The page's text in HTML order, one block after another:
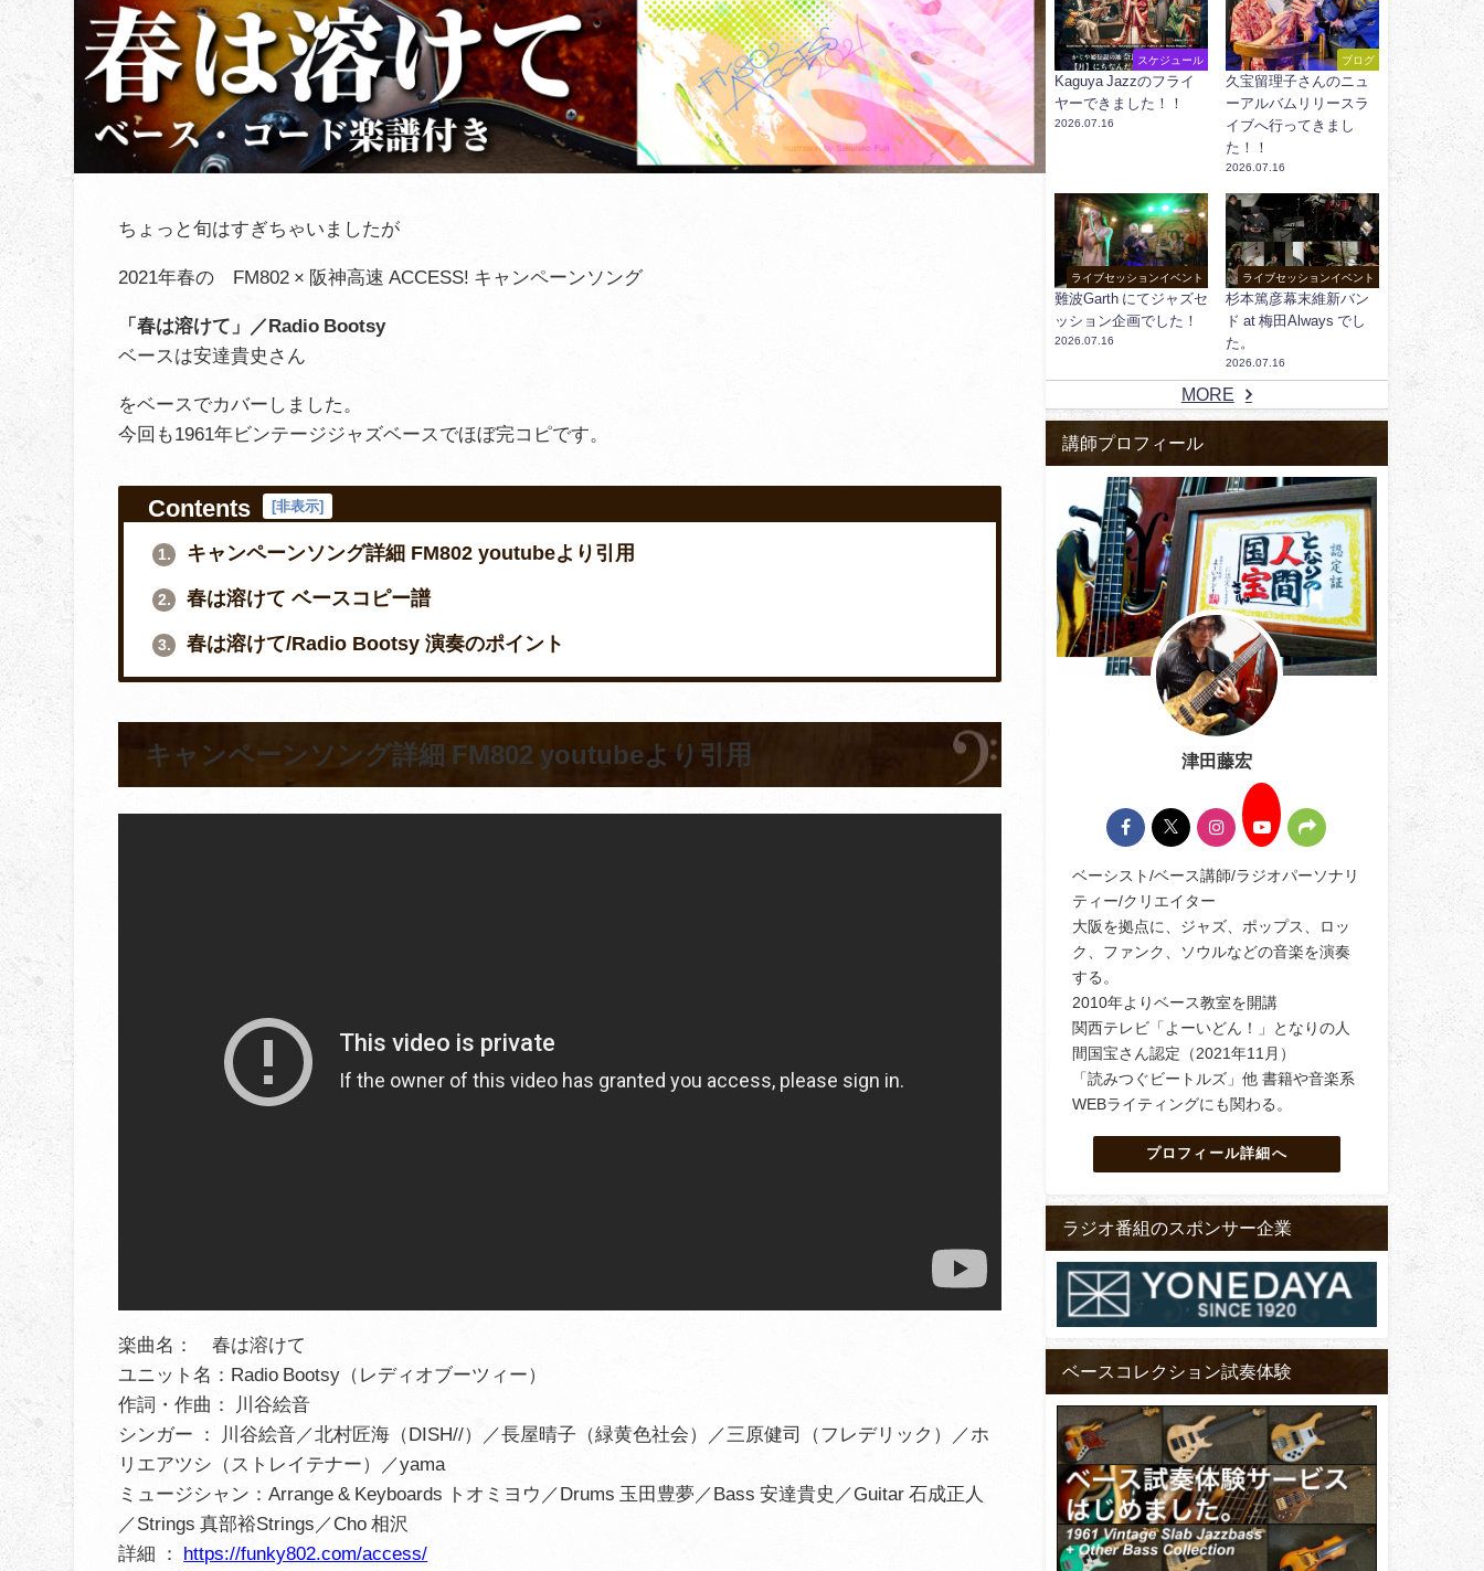
ちょっと旬はすぎちゃいましたが
2021年春の FM802 × 阪神高速 ACCESS! キャンペーンソング
「春は溶けて」／Radio Bootsy
ベースは安達貴史さん
をベースでカバーしました。
今回も1961年ビンテージジャズベースでほぼ完コピです。
Contents [非表示]
1. キャンペーンソング詳細 FM802 youtubeより引用
2. 春は溶けて ベースコピー譜
3. 春は溶けて/Radio Bootsy 演奏のポイント
キャンペーンソング詳細 FM802 youtubeより引用
楽曲名： 春は溶けて
ユニット名：Radio Bootsy（レディオブーツィー）
作詞・作曲： 川谷絵音
シンガー ： 川谷絵音／北村匠海（DISH//）／長屋晴子（緑黄色社会）／三原健司（フレデリック）／ホ
リエアツシ（ストレイテナー）／yama
ミュージシャン：Arrange & Keyboards トオミヨウ／Drums 玉田豊夢／Bass 安達貴史／Guitar 石成正人
／Strings 真部裕Strings／Cho 相沢
詳細 ： https://funky802.com/access/
スケジュール
Kaguya Jazzのフライ
ヤーできました！！
2026.07.16
ブログ
久宝留理子さんのニュ
ーアルバムリリースラ
イブへ行ってきまし
た！！
2026.07.16
ライブセッションイベント
難波Garth にてジャズセ
ッション企画でした！
2026.07.16
ライブセッションイベント
杉本篤彦幕末維新バン
ド at 梅田Always でし
た。
2026.07.16
MORE
講師プロフィール
津田藤宏
ベーシスト/ベース講師/ラジオパーソナリ
ティー/クリエイター
大阪を拠点に、ジャズ、ポップス、ロッ
ク、ファンク、ソウルなどの音楽を演奏
する。
2010年よりベース教室を開講
関西テレビ「よーいどん！」となりの人
間国宝さん認定（2021年11月）
「読みつぐビートルズ」他 書籍や音楽系
WEBライティングにも関わる。
プロフィール詳細へ
ラジオ番組のスポンサー企業
ベースコレクション試奏体験